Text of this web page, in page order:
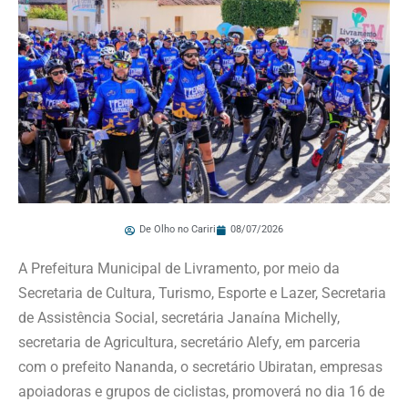
De Olho no Cariri 08/07/2026
A Prefeitura Municipal de Livramento, por meio da
Secretaria de Cultura, Turismo, Esporte e Lazer, Secretaria
de Assistência Social, secretária Janaína Michelly,
secretaria de Agricultura, secretário Alefy, em parceria
com o prefeito Nananda, o secretário Ubiratan, empresas
apoiadoras e grupos de ciclistas, promoverá no dia 16 de